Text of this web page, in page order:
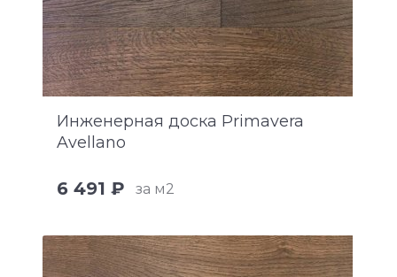
Инженерная доска Primavera
Avellano
6 491 ₽ за м2